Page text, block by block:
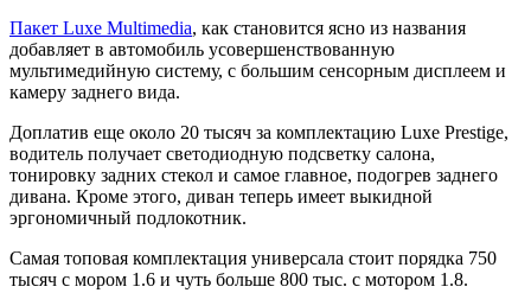
Пакет Luxe Multimedia, как становится ясно из названия
добавляет в автомобиль усовершенствованную
мультимедийную систему, с большим сенсорным дисплеем и
камеру заднего вида.
Доплатив еще около 20 тысяч за комплектацию Luxe Prestige,
водитель получает светодиодную подсветку салона,
тонировку задних стекол и самое главное, подогрев заднего
дивана. Кроме этого, диван теперь имеет выкидной
эргономичный подлокотник.
Самая топовая комплектация универсала стоит порядка 750
тысяч с мором 1.6 и чуть больше 800 тыс. с мотором 1.8.